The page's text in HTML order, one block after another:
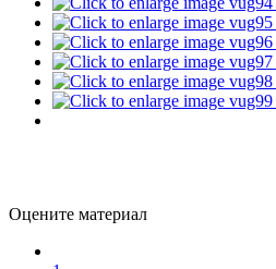
Оцените материал